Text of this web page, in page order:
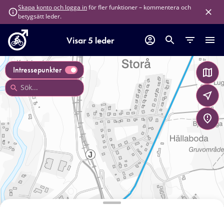
Skapa konto och logga inför fler funktioner – kommentera och
betygsätt leder.
Visar 5 leder
Intressepunkter